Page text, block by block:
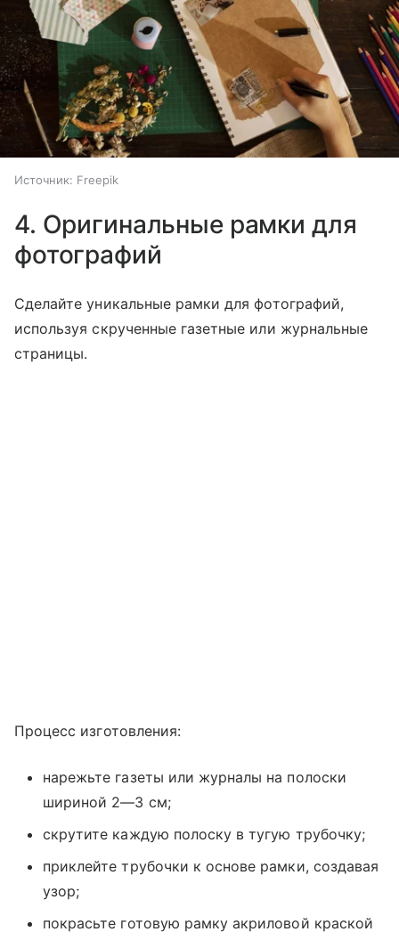
Источник: Freepik
4. Оригинальные рамки для
фотографий
Сделайте уникальные рамки для фотографий,
используя скрученные газетные или журнальные
страницы.
Процесс изготовления:
нарежьте газеты или журналы на полоски
шириной 2—3 см;
скрутите каждую полоску в тугую трубочку;
приклейте трубочки к основе рамки, создавая
узор;
покрасьте готовую рамку акриловой краской